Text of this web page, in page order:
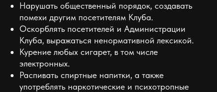
Нарушать общественный порядок, создавать
помехи другим посетителям Клуба.
Оскорблять посетителей и Администрации
Клуба, выражаться ненормативной лексикой.
Курение любых сигарет, в том числе
электронных.
Распивать спиртные напитки, а также
употреблять наркотические и психотропные